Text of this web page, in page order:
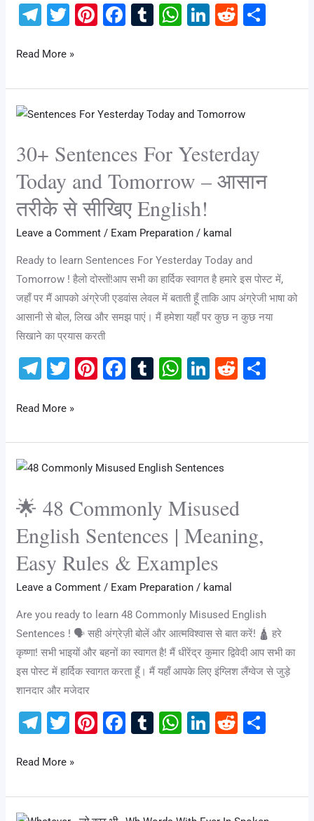
T
e
gr
a
m
T
tt
er
Pi
e
st
F
e
b
o
o
T
bl
W
s
A
p
p
Li
e
n
R
di e
Read More »
30+ Sentences For Yesterday
Today and Tomorrow – आसान
तरीके से सीखिए English!
Leave a Comment / Exam Preparation / kamal
Ready to learn Sentences For Yesterday Today and
Tomorrow ! हैलो दोस्तों!आप सभी का हार्दिक स्वागत है हमारे इस पोस्ट में,
जहाँ पर मैं आपको अंग्रेजी एडवांस लेवल में बताती हूँ ताकि आप अंग्रेजी भाषा को
आसानी से बोल, लिख और समझ पाएं। मैं हमेशा यहाँ पर कुछ न कुछ नया
सिखाने का प्रयास करती
T
e
gr
a
m
T
tt
er
Pi
e
st
F
e
b
o
o
T
bl
r
W
s
A
p
p
Li
e
n
R
di e
30+
For
Today
and
Tomorrow
आसान
तरीके
से
सीखिए
English!
Read More »
🌟 48 Commonly Misused
English Sentences | Meaning,
Easy Rules & Examples
Leave a Comment / Exam Preparation / kamal
Are you ready to learn 48 Commonly Misused English
Sentences ! 🗣️ सही अंग्रेज़ी बोलें और आत्मविश्वास से बात करें! 🛕 हरे
कृष्णा! सभी भाइयों और बहनों का स्वागत है! मैं धीरेंद्र कुमार द्विवेदी आप सभी का
इस पोस्ट में हार्दिक स्वागत करता हूँ। मैं यहाँ आपके लिए इंग्लिश लैंग्वेज से जुड़े
शानदार और मजेदार
T
e
gr
a
T
tt
er
Pi
e
st
F
e
b
T
bl
W
s
A
Li
e
dI
R
di
t
e
🌟
Commonly
English
Sentences
|
Easy
Rules
&
Examples
Read More »